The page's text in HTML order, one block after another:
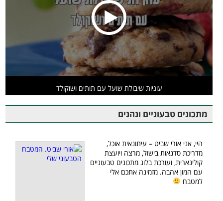
עוגיות שיבולת שועל עם תותים ושוקולד
מתכונים טבעוניים ונהנים
היי, אני אורי שביט – עיתונאית אוכל,
מדריכת סדנאות בישול, מרצה ויועצת
קולינארית, ועורכת בלוג מתכונים טבעוניים
עם המון אהבה. מזמינה אתכם אלי
למטבח